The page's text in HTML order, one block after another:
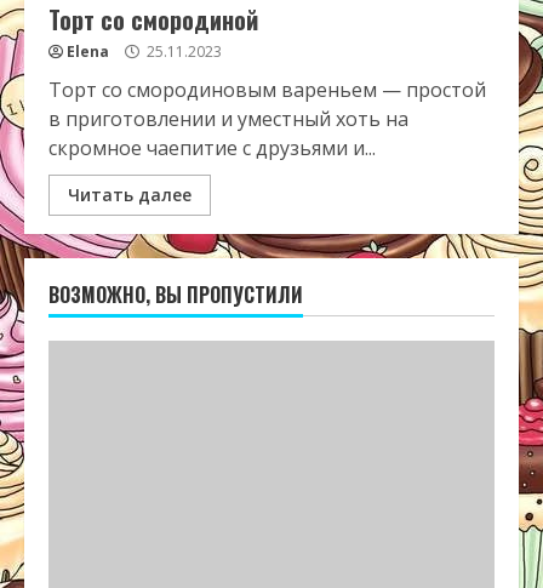
Торт со смородиной
Elena 25.11.2023
Торт со смородиновым вареньем — простой
в приготовлении и уместный хоть на
скромное чаепитие с друзьями и...
Читать далее
ВОЗМОЖНО, ВЫ ПРОПУСТИЛИ